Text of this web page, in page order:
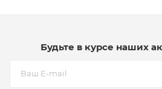
Будьте в курсе наших